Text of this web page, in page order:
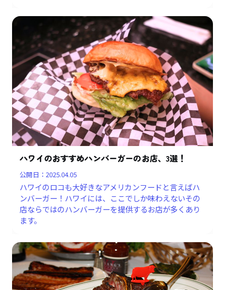
ハワイのおすすめハンバーガーのお店、3選！
公開日：2025.04.05
ハワイのロコも大好きなアメリカンフードと言えばハ
ンバーガー！ハワイには、ここでしか味わえないその
店ならではのハンバーガーを提供するお店が多くあり
ます。